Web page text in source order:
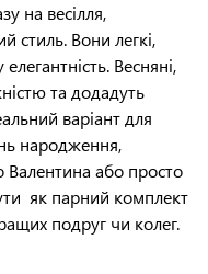
на весілля,
стиль. Вони легкі,
Весняні,
та додадуть
варіант для
народження,
Валентина або просто
як парний комплект
подруг чи колег.